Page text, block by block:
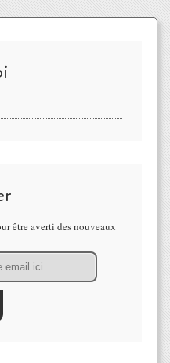
être averti des nouveaux